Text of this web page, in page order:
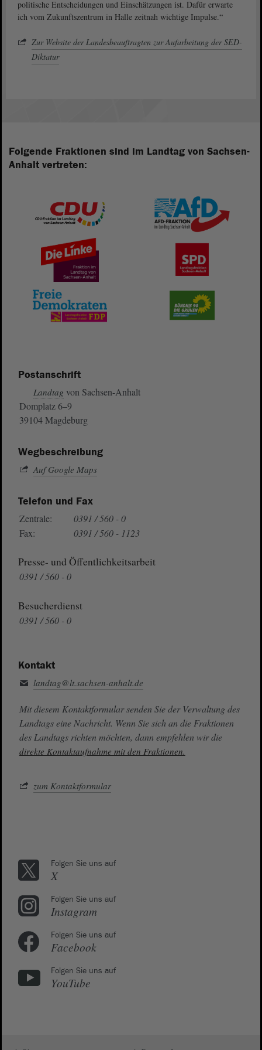
politische Entscheidungen und Einschätzungen ist. Dafür erwarte
ich vom Zukunftszentrum in Halle zeitnah wichtige Impulse.“
Zur Website der Landesbeauftragten zur Aufarbeitung der SED-
Diktatur
Folgende Fraktionen sind im Landtag von Sachsen-
Anhalt vertreten:
Postanschrift
Landtag von Sachsen-Anhalt
Domplatz 6–9
39104 Magdeburg
Wegbeschreibung
Auf Google Maps
Telefon und Fax
Zentrale:
0391 / 560 - 0
Fax:
0391 / 560 - 1123
Presse- und Öffentlichkeitsarbeit
0391 / 560 - 0
Besucherdienst
0391 / 560 - 0
Kontakt
landtag@lt.sachsen-anhalt.de
Mit diesem Kontaktformular senden Sie der Verwaltung des
Landtags eine Nachricht. Wenn Sie sich an die Fraktionen
des Landtags richten möchten, dann empfehlen wir die
direkte Kontaktaufnahme mit den Fraktionen.
zum Kontaktformular
Folgen Sie uns auf
X
Folgen Sie uns auf
Instagram
Folgen Sie uns auf
Facebook
Folgen Sie uns auf
YouTube